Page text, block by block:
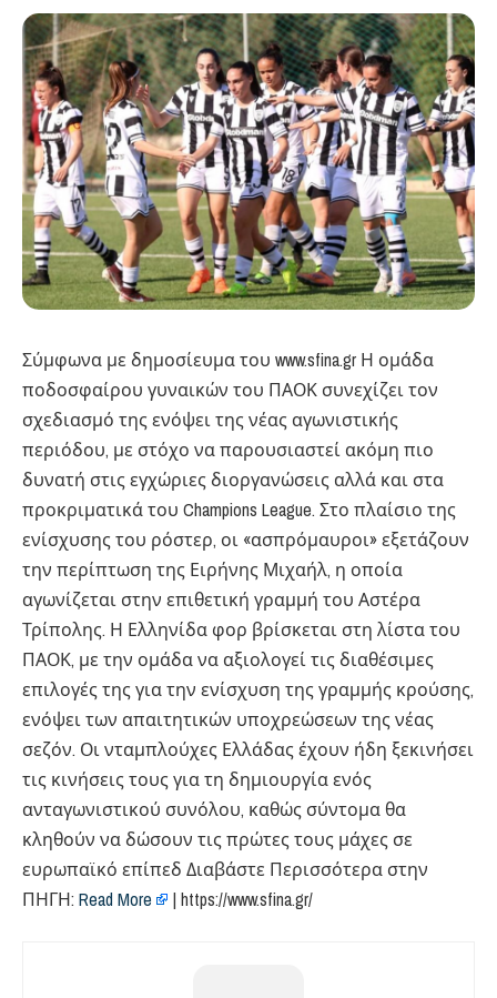
Σύμφωνα με δημοσίευμα του www.sfina.gr Η ομάδα
ποδοσφαίρου γυναικών του ΠΑΟΚ συνεχίζει τον
σχεδιασμό της ενόψει της νέας αγωνιστικής
περιόδου, με στόχο να παρουσιαστεί ακόμη πιο
δυνατή στις εγχώριες διοργανώσεις αλλά και στα
προκριματικά του Champions League. Στο πλαίσιο της
ενίσχυσης του ρόστερ, οι «ασπρόμαυροι» εξετάζουν
την περίπτωση της Ειρήνης Μιχαήλ, η οποία
αγωνίζεται στην επιθετική γραμμή του Αστέρα
Τρίπολης. Η Ελληνίδα φορ βρίσκεται στη λίστα του
ΠΑΟΚ, με την ομάδα να αξιολογεί τις διαθέσιμες
επιλογές της για την ενίσχυση της γραμμής κρούσης,
ενόψει των απαιτητικών υποχρεώσεων της νέας
σεζόν. Οι νταμπλούχες Ελλάδας έχουν ήδη ξεκινήσει
τις κινήσεις τους για τη δημιουργία ενός
ανταγωνιστικού συνόλου, καθώς σύντομα θα
κληθούν να δώσουν τις πρώτες τους μάχες σε
ευρωπαϊκό επίπεδ Διαβάστε Περισσότερα στην
ΠΗΓΗ: Read More | https://www.sfina.gr/